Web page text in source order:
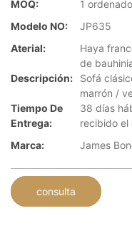
MOQ:
1
Modelo NO:
JP635
Aterial:
Haya
de
Descripción:
Sofá
marrón /
Tiempo De
Entrega:
38 días
recibido el
Marca:
James
consulta